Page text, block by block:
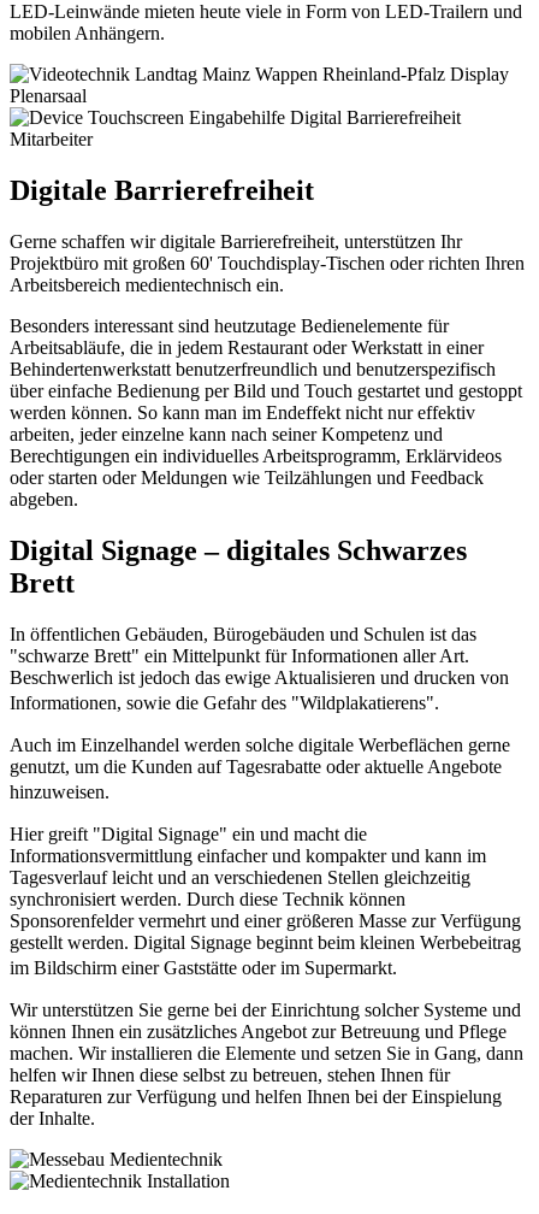
LED-Leinwände mieten heute viele in Form von LED-Trailern und
mobilen Anhängern.
Digitale Barrierefreiheit
Gerne schaffen wir digitale Barrierefreiheit, unterstützen Ihr
Projektbüro mit großen 60' Touchdisplay-Tischen oder richten Ihren
Arbeitsbereich medientechnisch ein.
Besonders interessant sind heutzutage Bedienelemente für
Arbeitsabläufe, die in jedem Restaurant oder Werkstatt in einer
Behindertenwerkstatt benutzerfreundlich und benutzerspezifisch
über einfache Bedienung per Bild und Touch gestartet und gestoppt
werden können. So kann man im Endeffekt nicht nur effektiv
arbeiten, jeder einzelne kann nach seiner Kompetenz und
Berechtigungen ein individuelles Arbeitsprogramm, Erklärvideos
oder starten oder Meldungen wie Teilzählungen und Feedback
abgeben.
Digital Signage – digitales Schwarzes
Brett
In öffentlichen Gebäuden, Bürogebäuden und Schulen ist das
"schwarze Brett" ein Mittelpunkt für Informationen aller Art.
Beschwerlich ist jedoch das ewige Aktualisieren und drucken von
Informationen, sowie die Gefahr des "Wildplakatierens".
Auch im Einzelhandel werden solche digitale Werbeflächen gerne
genutzt, um die Kunden auf Tagesrabatte oder aktuelle Angebote
hinzuweisen.
Hier greift "Digital Signage" ein und macht die
Informationsvermittlung einfacher und kompakter und kann im
Tagesverlauf leicht und an verschiedenen Stellen gleichzeitig
synchronisiert werden. Durch diese Technik können
Sponsorenfelder vermehrt und einer größeren Masse zur Verfügung
gestellt werden. Digital Signage beginnt beim kleinen Werbebeitrag
im Bildschirm einer Gaststätte oder im Supermarkt.
Wir unterstützen Sie gerne bei der Einrichtung solcher Systeme und
können Ihnen ein zusätzliches Angebot zur Betreuung und Pflege
machen. Wir installieren die Elemente und setzen Sie in Gang, dann
helfen wir Ihnen diese selbst zu betreuen, stehen Ihnen für
Reparaturen zur Verfügung und helfen Ihnen bei der Einspielung
der Inhalte.